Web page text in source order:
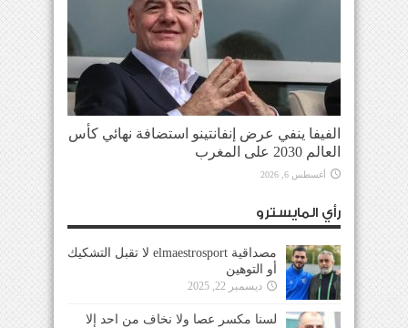
الفيفا ينفي عرض إنفانتينو استضافة نهائي كأس
العالم 2030 على المغرب
أغسطس 6, 2026
رأي المايسترو
مصداقية elmaestrosport لا تقبل التشكيك
أو التوهين
ديسمبر 22, 2025
لسنا مكسر عصا ولا نخاف من احد إلا